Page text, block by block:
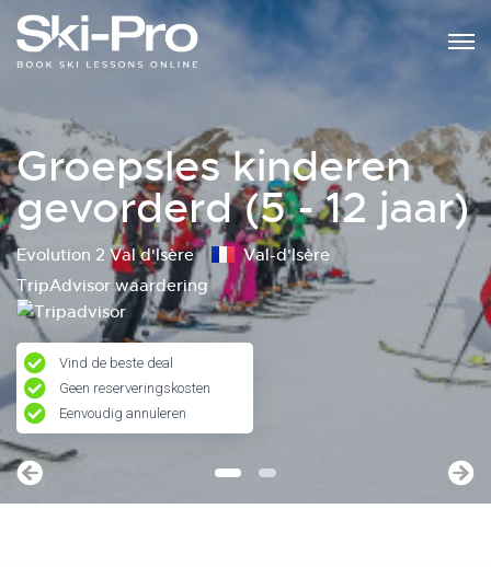
Groepsles kinderen
gevorderd (5 - 12 jaar)
Evolution 2 Val d'Isère
Val-d'Isère
TripAdvisor waardering
Vind de beste deal
Geen reserveringskosten
Eenvoudig annuleren